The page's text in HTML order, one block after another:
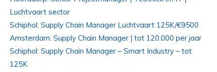
Luchtvaart sector
Schiphol: Supply Chain Manager Luchtvaart 125K/€9500
Amsterdam: Supply Chain Manager | tot 120.000 per jaar
Schiphol: Supply Chain Manager – Smart Industry – tot
125K